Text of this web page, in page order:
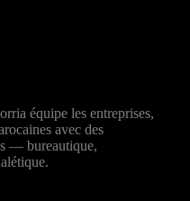
équipe les entreprises,
avec des
— bureautique,